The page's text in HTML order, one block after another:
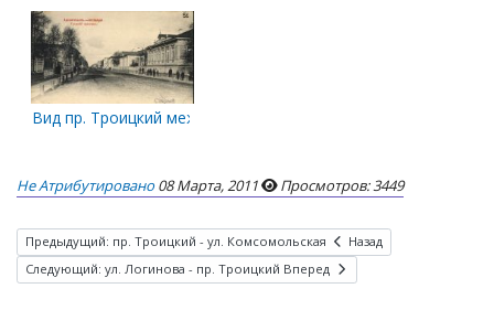
Вид пр. Троицкий между ул. Полицейской (Свободы) и
Не Атрибутировано 08 Марта, 2011 Просмотров: 3449
Предыдущий: пр. Троицкий - ул. Комсомольская
Назад
Следующий: ул. Логинова - пр. Троицкий Вперед